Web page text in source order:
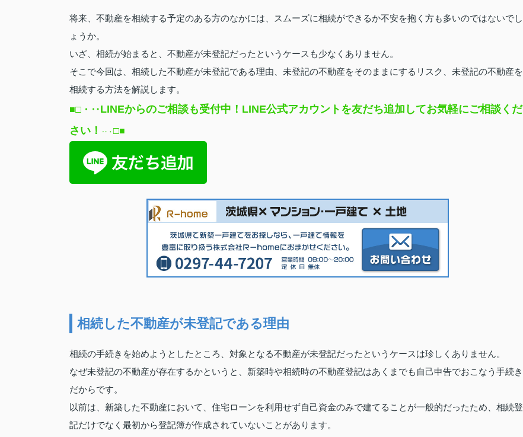
将来、不動産を相続する予定のある方のなかには、スムーズに相続ができるか不安を抱く方も多いのではないでし
ょうか。
いざ、相続が始まると、不動産が未登記だったというケースも少なくありません。
そこで今回は、相続した不動産が未登記である理由、未登記の不動産をそのままにするリスク、未登記の不動産を
相続する方法を解説します。
■□ ・‥LINEからのご相談も受付中！LINE公式アカウントを友だち追加してお気軽にご相談くだ
さい ！ ‥ ・ □■
相続した不動産が未登記である理由
相続の手続きを始めようとしたところ、対象となる不動産が未登記だったというケースは珍しくありません。
なぜ未登記の不動産が存在するかというと、新築時や相続時の不動産登記はあくまでも自己申告でおこなう手続き
だからです。
以前は、 新築した不動産において、 住宅ローンを利用せず自己資金のみで建てることが一般的だったため、相続登
記だけでなく最初から登記簿が作成されていないことがあります。